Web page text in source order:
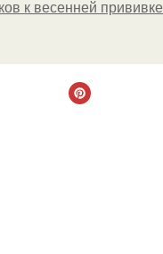
к весенней прививке